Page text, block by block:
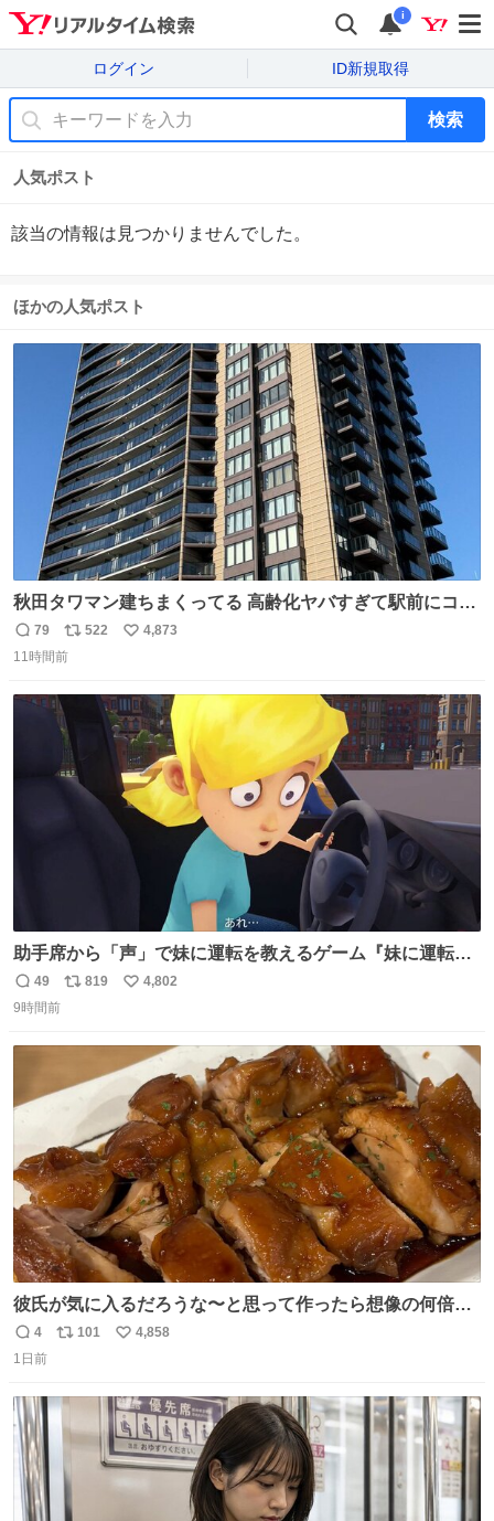
i
ログイン ID新規取得
検索
人気ポスト
該当の情報は見つかりませんでした。
ほかの人気ポスト
秋田タワマン建ちまくってる 高齢化ヤバすぎて駅前にコン
パクトシティつくって高齢者を住ませる考えらしい 病院も
全部駅前にある
返
信
79
リ
ポ
ト
数
522
い
数
4,873
11時間前
助手席から「声」で妹に運転を教えるゲーム『妹に運転を
教える』の最新映像が公開。危険だらけの道路で生き残れ
るか news.denfaminicogamer.jp/news/260806s プレイヤ
いく。妹のハンドリングには不安が残るが、事故を起こせ
ば大爆発
返
信
49
リ
数
819
い
数
4,802
9時間前
彼氏が気に入るだろうな〜と思って作ったら想像の何倍も
美味しい美味しい言ってくれて嬉しい
返
信
4
リ
ト
101
い
数
4,858
1日前